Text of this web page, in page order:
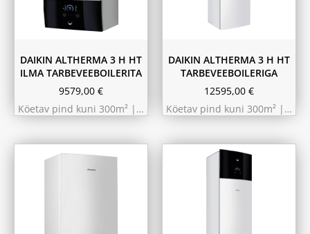
10.44 kW 260m²
9.75 kW 220m²
DAIKIN ALTHERMA 3 H HT
ILMA TARBEVEEBOILERITA
9579,00 €
Köetav pind kuni 300m² |…
230L
DAIKIN ALTHERMA 3 H HT
TARBEVEEBOILERIGA
12595,00 €
Köetav pind kuni 300m² |…